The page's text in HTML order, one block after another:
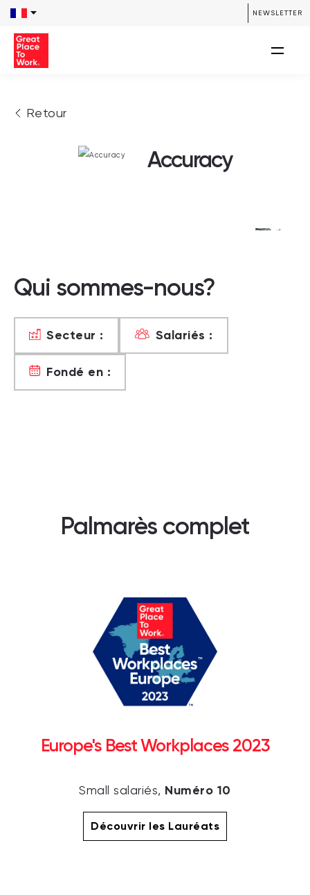
NEWSLETTER
Retour
Accuracy
Qui sommes-nous?
Secteur : Salariés :
Fondé en :
Palmarès complet
Europe's Best Workplaces 2023
Small salariés, Numéro 10
Découvrir les Lauréats